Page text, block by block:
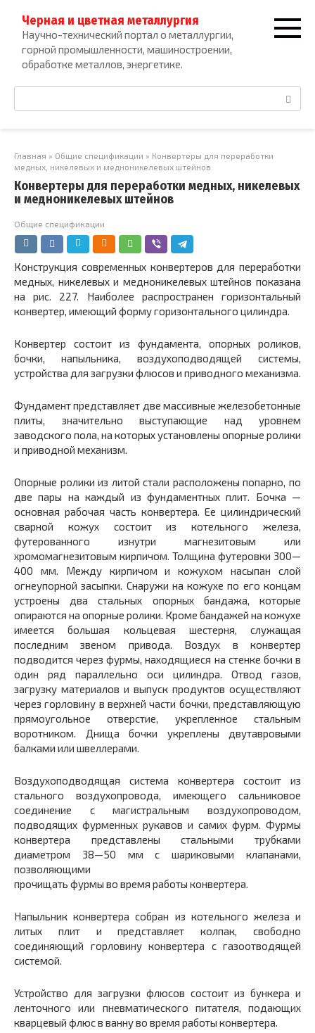
контенту
Черная и цветная металлургия
Научно-технический портал о металлургии,
горной промышленности, машиностроении,
обработке металлов, энергетике.
Поиск:
Главная » Общие спецификации » Конвертеры для переработки
медных, никелевых и медноникелевых штейнов
Конвертеры для переработки медных, никелевых
и медноникелевых штейнов
Общие спецификации
Конструкция современных конвертеров для переработки
медных, никелевых и медноникелевых штейнов показана
на рис. 227. Наиболее распространен горизонтальный
конвертер, имеющий форму горизонтального цилиндра.
Конвертер состоит из фундамента, опорных роликов,
бочки, напыльника, воздухоподводящей системы,
устройства для загрузки флюсов и приводного механизма.
Фундамент представляет две массивные железобетонные
плиты, значительно выступающие над уровнем
заводского пола, на которых установлены опорные ролики
и приводной механизм.
Опорные ролики из литой стали расположены попарно, по
две пары на каждый из фундаментных плит. Бочка —
основная рабочая часть конвертера. Ее цилиндрический
сварной кожух состоит из котельного железа,
футерованного изнутри магнезитовым или
хромомагнезитовым кирпичом. Толщина футеровки 300—
400 мм. Между кирпичом и кожухом насыпан слой
огнеупорной засыпки. Снаружи на кожухе по его концам
устроены два стальных опорных бандажа, которые
опираются на опорные ролики. Кроме бандажей на кожухе
имеется большая кольцевая шестерня, служащая
последним звеном привода. Воздух в конвертер
подводится через фурмы, находящиеся на стенке бочки в
один ряд параллельно оси цилиндра. Отвод газов,
загрузку материалов и выпуск продуктов осуществляют
через горловину в верхней части бочки, представляющую
прямоугольное отверстие, укрепленное стальным
воротником. Днища бочки укреплены двутавровыми
балками или швеллерами.
Воздухоподводящая система конвертера состоит из
стального воздухопровода, имеющего сальниковое
соединение с магистральным воздухопроводом,
подводящих фурменных рукавов и самих фурм. Фурмы
конвертера представлены стальными трубками
диаметром 38—50 мм с шариковыми клапанами,
позволяющими
прочищать фурмы во время работы конвертера.
Напыльник конвертера собран из котельного железа и
литых плит и представляет колпак, свободно
соединяющий горловину конвертера с газоотводящей
системой.
Устройство для загрузки флюсов состоит из бункера и
ленточного или пневматического питателя, подающих
кварцевый флюс в ванну во время работы конвертера.